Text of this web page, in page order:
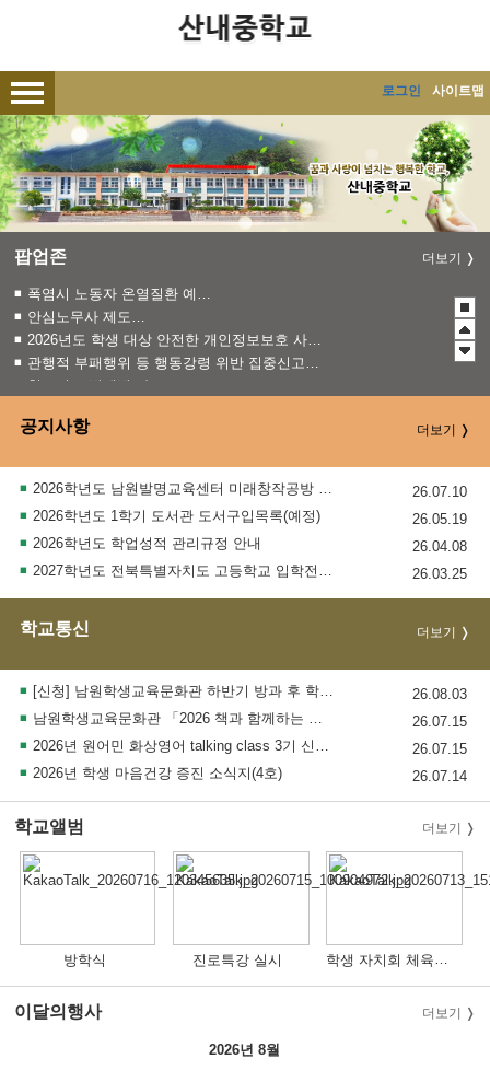
로그인 사이트맵
팝업존 더보기
청소년 도박예방 카드뉴스
관행적 부패행위 등 행동강령 위반 집중신고기간 운영
2026년도 학생 대상 안전한 개인정보보호 사례 공모전
안심노무사 제도 홍보
폭염시 노동자 온열질환 예방수칙
공지사항 더보기
2026학년도 남원발명교육센터 미래창작공방 여름방학 프로그램 운영 안
26.07.10
2026학년도 1학기 도서관 도서구입목록(예정)
26.05.19
2026학년도 학업성적 관리규정 안내
26.04.08
2027학년도 전북특별자치도 고등학교 입학전형 기본계획
26.03.25
학교통신 더보기
[신청] 남원학생교육문화관 하반기 방과 후 학생교육 수강생 모집 안내
26.08.03
남원학생교육문화관 「2026 책과 함께하는 우리 가족 챌린지」 행사 안내
26.07.15
2026년 원어민 화상영어 talking class 3기 신청 모집 안내
26.07.15
2026년 학생 마음건강 증진 소식지(4호)
26.07.14
학교앨범 더보기
방학식 진로특강 실시 학생 자치회 체육활동 실시
이달의행사 더보기
2026년 8월